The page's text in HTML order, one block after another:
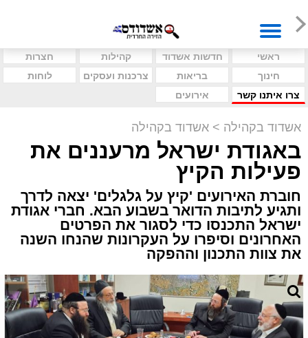
ראשי חדשות אשדוד קהילות
חצרות
חינוך
בריאות צרכנות ועסקים
לוחות
צרו איתנו קשר
אירועים
אשדוד בקהילה > אשדוד בקהילה
באגודת ישראל מרעננים את
פעילות הקיץ
חוברת האירועים 'קיץ על גלגלים' יצאה לדרך
ותגיע לתיבות הדואר בשבוע הבא. חברי אגודת
ישראל התכנסו כדי לסגור את הפרטים
האחרונים וסיפרו על העקרונות שהנחו השנה
את צוות התכנון וההפקה